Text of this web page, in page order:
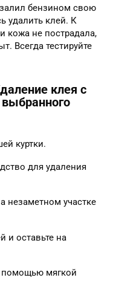
бензином свою
удалить клей. К
кожа не пострадала,
Всегда тестируйте
клея с
выбранного
куртки.
для удаления
незаметном участке
и оставьте на
помощью мягкой